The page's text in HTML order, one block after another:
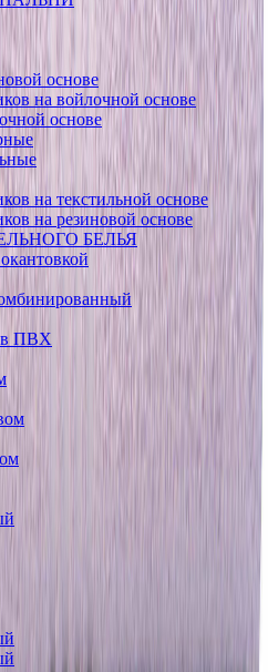
основе
на войлочной основе
основе
на текстильной основе
на резиновой основе
БЕЛЬЯ
в ПВХ